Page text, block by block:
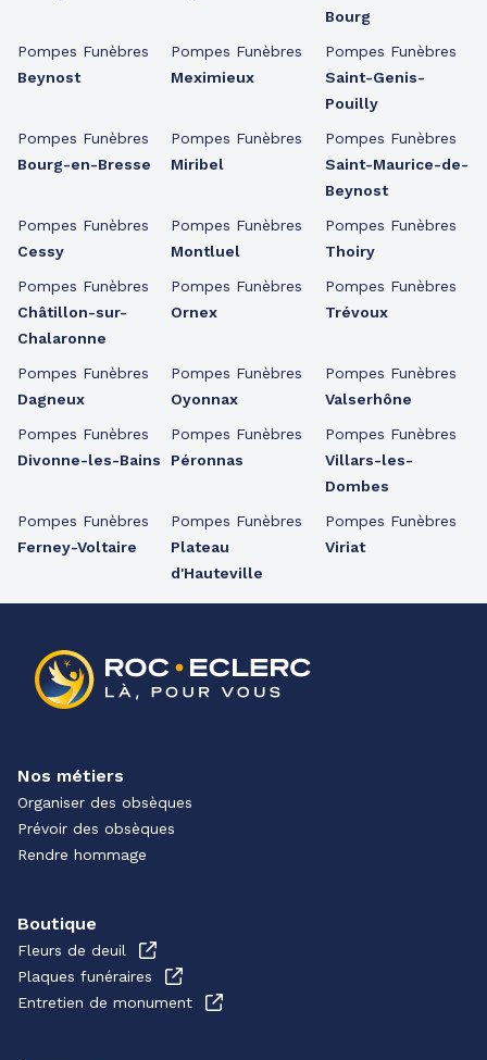
Pompes Funèbres
Beynost
Pompes Funèbres
Bourg-en-Bresse
Pompes Funèbres
Cessy
Pompes Funèbres
Châtillon-sur-
Chalaronne
Pompes Funèbres
Dagneux
Pompes Funèbres
Divonne-les-Bains
Pompes Funèbres
Ferney-Voltaire
Pompes Funèbres
Meximieux
Pompes Funèbres
Miribel
Pompes Funèbres
Montluel
Pompes Funèbres
Ornex
Pompes Funèbres
Oyonnax
Pompes Funèbres
Péronnas
Pompes Funèbres
Plateau
d'Hauteville
Bourg
Pompes Funèbres
Saint-Genis-
Pouilly
Pompes Funèbres
Saint-Maurice-de-
Beynost
Pompes Funèbres
Thoiry
Pompes Funèbres
Trévoux
Pompes Funèbres
Valserhône
Pompes Funèbres
Villars-les-
Dombes
Pompes Funèbres
Viriat
Nos métiers
Organiser des obsèques
Prévoir des obsèques
Rendre hommage
Boutique
Fleurs de deuil
Plaques funéraires
Entretien de monument